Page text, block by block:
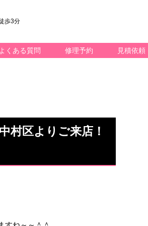
歩3分
よくある質問 修理予約 見積依頼
村区よりご来店！